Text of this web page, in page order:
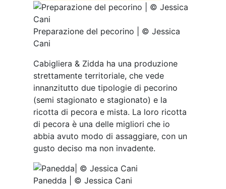
Preparazione del pecorino | © Jessica
Cani
Cabigliera & Zidda ha una produzione
strettamente territoriale, che vede
innanzitutto due tipologie di pecorino
(semi stagionato e stagionato) e la
ricotta di pecora e mista. La loro ricotta
di pecora è una delle migliori che io
abbia avuto modo di assaggiare, con un
gusto deciso ma non invadente.
Panedda | © Jessica Cani